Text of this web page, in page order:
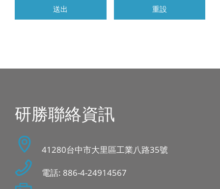
送出 重設
研勝聯絡資訊
41280台中市大里區工業八路35號
電話: 886-4-24914567